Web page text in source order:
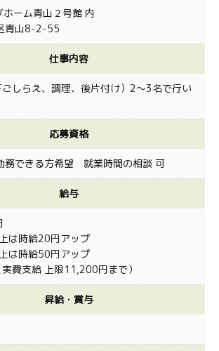
ホーム青山２号館 内
青山8-2-55
仕事内容
しらえ、調理、後片付け）2〜3名で行い
応募資格
できる方希望 就業時間の相談 可
給与
は時給20円アップ
は時給50円アップ
費支給 上限11,200円まで）
昇給・賞与